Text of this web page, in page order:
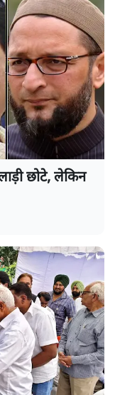
छोटे, लेकिन